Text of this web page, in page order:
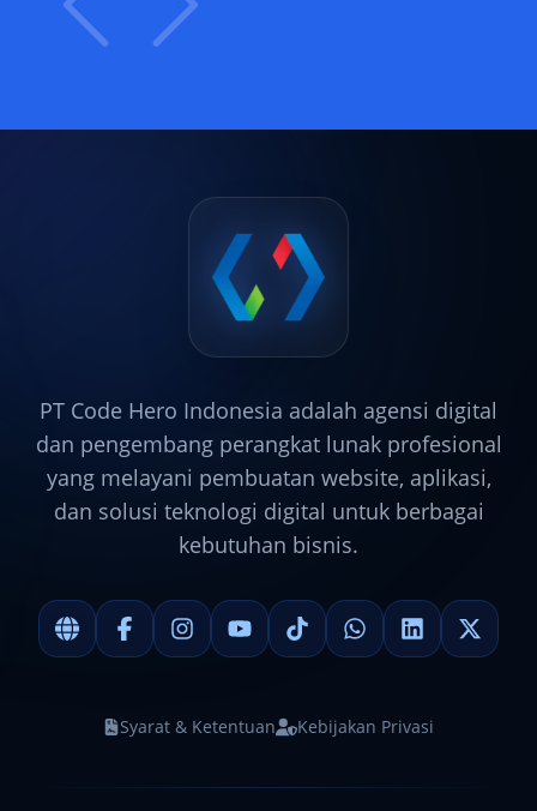
PT Code Hero Indonesia adalah agensi digital
dan pengembang perangkat lunak profesional
yang melayani pembuatan website, aplikasi,
dan solusi teknologi digital untuk berbagai
kebutuhan bisnis.
Syarat & Ketentuan Kebijakan Privasi